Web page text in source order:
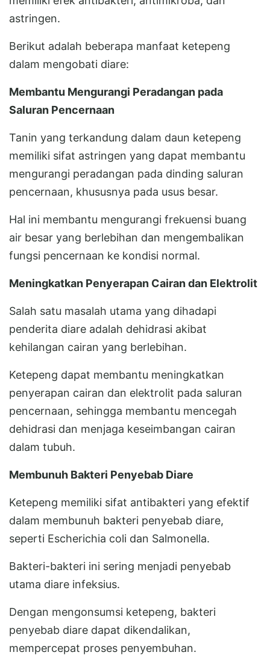
astringen.
Berikut adalah beberapa manfaat ketepeng
dalam mengobati diare:
Membantu Mengurangi Peradangan pada
Saluran Pencernaan
Tanin yang terkandung dalam daun ketepeng
memiliki sifat astringen yang dapat membantu
mengurangi peradangan pada dinding saluran
pencernaan, khususnya pada usus besar.
Hal ini membantu mengurangi frekuensi buang
air besar yang berlebihan dan mengembalikan
fungsi pencernaan ke kondisi normal.
Meningkatkan Penyerapan Cairan dan Elektrolit
Salah satu masalah utama yang dihadapi
penderita diare adalah dehidrasi akibat
kehilangan cairan yang berlebihan.
Ketepeng dapat membantu meningkatkan
penyerapan cairan dan elektrolit pada saluran
pencernaan, sehingga membantu mencegah
dehidrasi dan menjaga keseimbangan cairan
dalam tubuh.
Membunuh Bakteri Penyebab Diare
Ketepeng memiliki sifat antibakteri yang efektif
dalam membunuh bakteri penyebab diare,
seperti Escherichia coli dan Salmonella.
Bakteri-bakteri ini sering menjadi penyebab
utama diare infeksius.
Dengan mengonsumsi ketepeng, bakteri
penyebab diare dapat dikendalikan,
mempercepat proses penyembuhan.